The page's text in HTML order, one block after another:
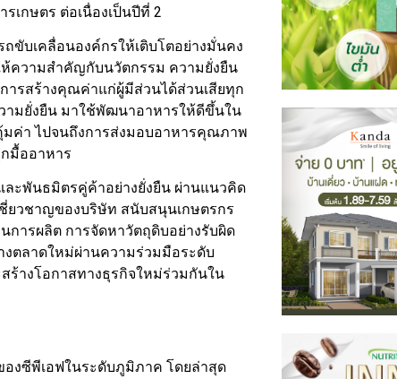
เกษตร ต่อเนื่องเป็นปีที่ 2
ขับเคลื่อนองค์กรให้เติบโตอย่างมั่นคง
ห้ความสำคัญกับนวัตกรรม ความยั่งยืน
ารสร้างคุณค่าแก่ผู้มีส่วนได้ส่วนเสียทุก
ามยั่งยืน มาใช้พัฒนาอาหารให้ดีขึ้นใน
ค่า ไปจนถึงการส่งมอบอาหารคุณภาพ
มื้ออาหาร
ะพันธมิตรคู่ค้าอย่างยั่งยืน ผ่านแนวคิด
ชี่ยวชาญของบริษัท สนับสนุนเกษตรกร
ารผลิต การจัดหาวัตถุดิบอย่างรับผิด
งตลาดใหม่ผ่านความร่วมมือระดับ
ร้างโอกาสทางธุรกิจใหม่ร่วมกันใน
องซีพีเอฟในระดับภูมิภาค โดยล่าสุด